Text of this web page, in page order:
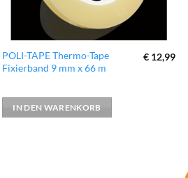
POLI-TAPE Thermo-Tape
Fixierband 9 mm x 66 m
€12,99
IN DEN WARENKORB